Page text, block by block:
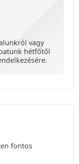
vagy
hétfőtől
fontos